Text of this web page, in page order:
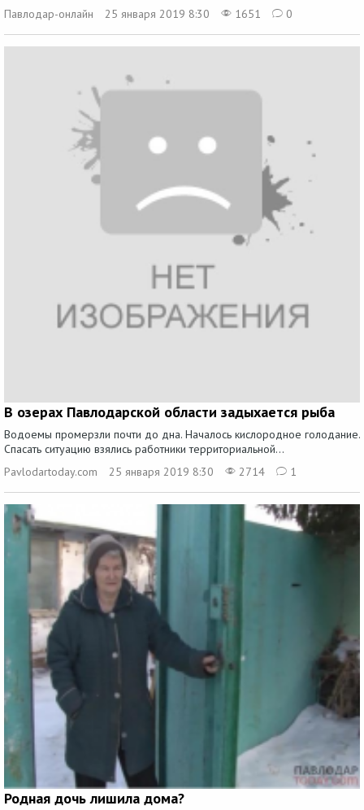
Павлодар-онлайн
25 января 2019 8:30 1651 0
В озерах Павлодарской области задыхается рыба
Водоемы промерзли почти до дна. Началось кислородное голодание.
Спасать ситуацию взялись работники территориальной...
Pavlodartoday.com
25 января 2019 8:30 2714 1
Родная дочь лишила дома?